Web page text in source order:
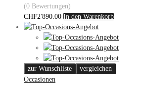
(0 Bewertungen)
CHF2'890.00 In den Warenkorb
zur Wunschliste
vergleichen
Occasionen